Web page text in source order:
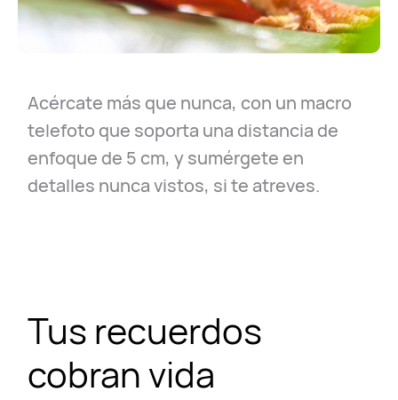
Acércate más que nunca, con un macro
telefoto que soporta una distancia de
enfoque de 5 cm, y sumérgete en
detalles nunca vistos, si te atreves.
Tus recuerdos
cobran vida